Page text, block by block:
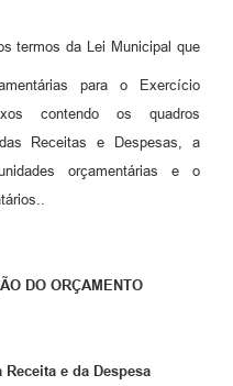
termos da Lei Municipal que
para o Exercício
contendo os quadros
Receitas e Despesas, a
orçamentárias e o
DO ORÇAMENTO
e da Despesa